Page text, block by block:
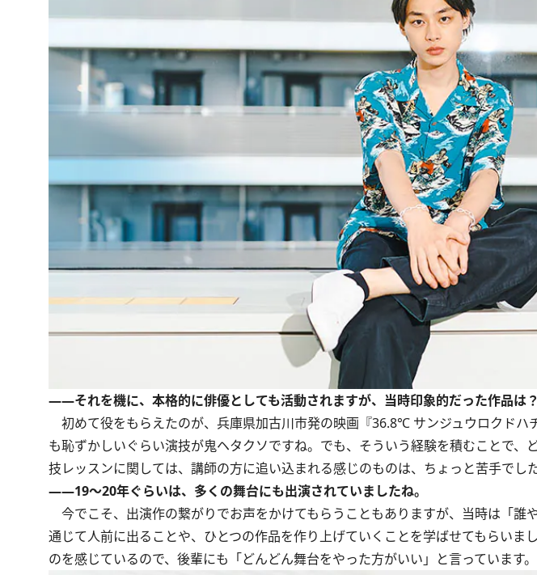
――それを機に、本格的に俳優としても活動されますが、当時印象的だった作品は？
初めて役をもらえたのが、兵庫県加古川市発の映画『36.8℃ サンジュウロクドハ
も恥ずかしいぐらい演技が鬼ヘタクソですね。でも、そういう経験を積むことで、
技レッスンに関しては、講師の方に追い込まれる感じのものは、ちょっと苦手でした
――19～20年ぐらいは、多くの舞台にも出演されていましたね。
今でこそ、出演作の繋がりでお声をかけてもらうこともありますが、当時は「誰
通じて人前に出ることや、ひとつの作品を作り上げていくことを学ばせてもらいま
のを感じているので、後輩にも「どんどん舞台をやった方がいい」と言っています。